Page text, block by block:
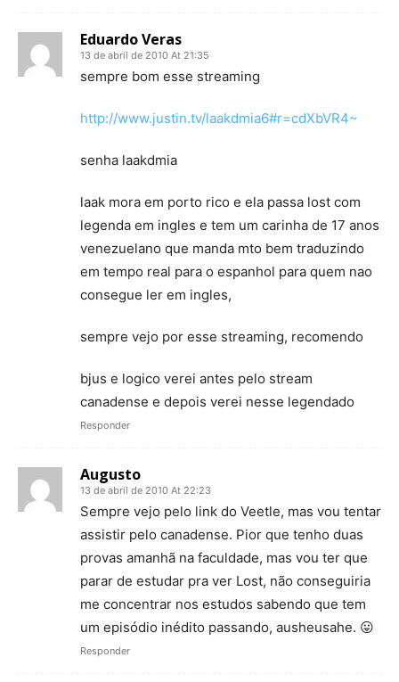
Eduardo Veras
13 de abril de 2010 At 21:35
sempre bom esse streaming
http://www.justin.tv/laakdmia6#r=cdXbVR4~
senha laakdmia
laak mora em porto rico e ela passa lost com
legenda em ingles e tem um carinha de 17 anos
venezuelano que manda mto bem traduzindo
em tempo real para o espanhol para quem nao
consegue ler em ingles,
sempre vejo por esse streaming, recomendo
bjus e logico verei antes pelo stream
canadense e depois verei nesse legendado
Responder
Augusto
13 de abril de 2010 At 22:23
Sempre vejo pelo link do Veetle, mas vou tentar
assistir pelo canadense. Pior que tenho duas
provas amanhã na faculdade, mas vou ter que
parar de estudar pra ver Lost, não conseguiria
me concentrar nos estudos sabendo que tem
um episódio inédito passando, ausheusahe. 😛
Responder